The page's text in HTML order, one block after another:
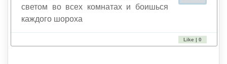
светом во всех комнатах и боишься
каждого шороха
Like | 0